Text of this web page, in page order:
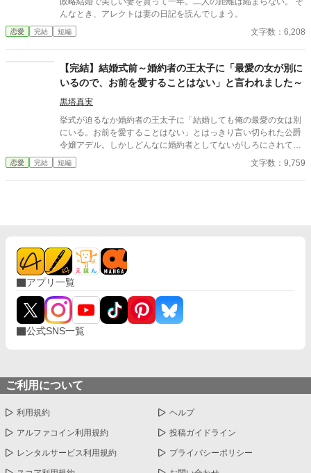
んなとき、アレクトは妻の日記を読んでしまう。
恋愛 完結 短編 文字数：6,208
【完結】結婚式前～婚約者の王太子に「最愛の女が別に
いるので、お前を愛することはない」と言われました～
黒塔真実
挙式が迫るなか婚約者の王太子に「結婚しても俺の最愛の女は別
にいる。お前を愛することはない」とはっきり言い切られた公爵
令嬢アデル。しかしどんなに婚約者としてないがしろにされても
女性としての誇りを傷つけられても彼女は平気だった。なぜなら
大切な「心の拠り所」があるから……。しかし、王立学園の卒業
恋愛 完結 短編 文字数：9,759
アプリ一覧
公式SNS一覧
ご利用について
利用規約 ヘルプ
アルファコイン利用規約 投稿ガイドライン
レンタルサービス利用規約 プライバシーポリシー